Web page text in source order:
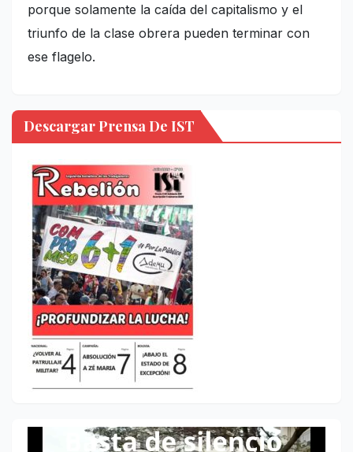
porque solamente la caída del capitalismo y el
triunfo de la clase obrera pueden terminar con
ese flagelo.
Descargar Prensa De IST
Reproductor